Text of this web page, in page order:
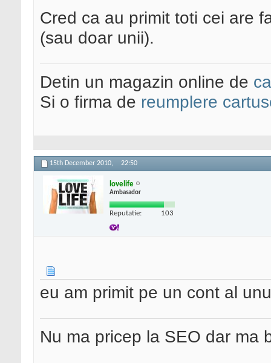
Cred ca au primit toti cei are
(sau doar unii).
Detin un magazin online de
Si o firma de reumplere
15th December 2010, 22:50
lovelife
Ambasador
Reputatie: 103
eu am primit pe un cont al
Nu ma pricep la SEO dar ma